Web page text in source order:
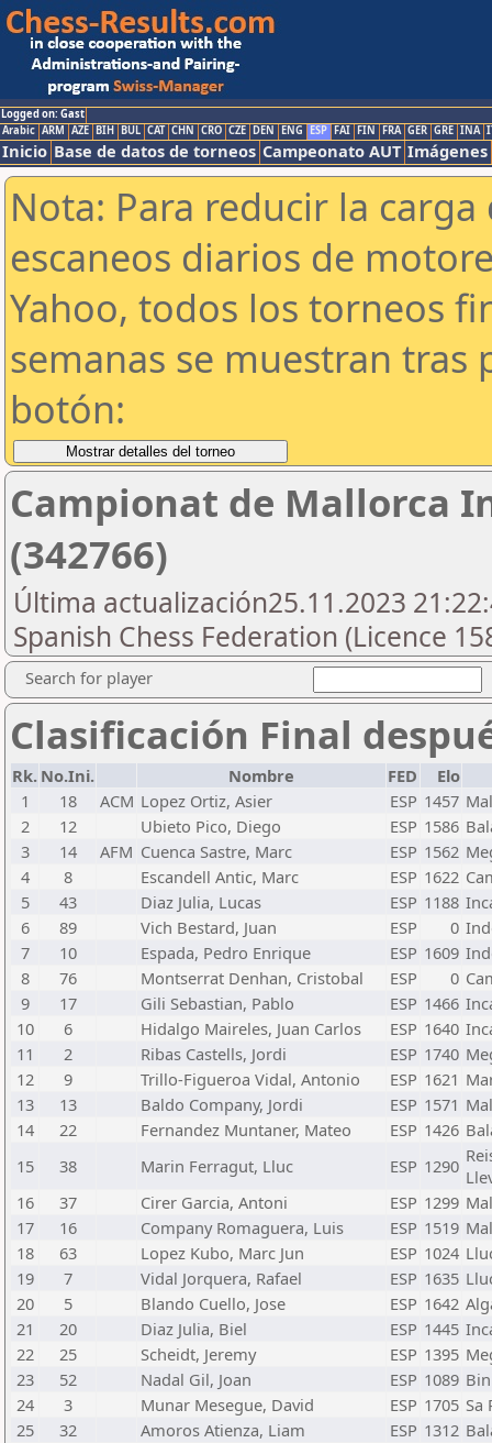
Logged on: Gast
Arabic ARM AZE BIH BUL CAT CHN CRO CZE DEN ENG ESP FAI FIN FRA GER GRE INA
Inicio Base de datos de torneos Campeonato AUT Imágenes
Nota: Para reducir la
escaneos diarios de
Yahoo, todos los torneos
semanas se muestran tras
botón:
Campionat de Mallorca
(342766)
Última actualización25.11.2023
Spanish Chess Federation (Licence
Search for player
Clasificación Final
Rk. No.Ini. Nombre FED
Elo
1
18 ACM Lopez Ortiz, Asier ESP 1457
2
12 Ubieto Pico, Diego ESP 1586
3
14 AFM Cuenca Sastre, Marc ESP 1562
4
8 Escandell Antic, Marc ESP 1622
5
43 Diaz Julia, Lucas ESP 1188
6
89 Vich Bestard, Juan ESP 0
7
10 Espada, Pedro Enrique ESP 1609
8
76 Montserrat Denhan, Cristobal ESP 0
9
17 Gili Sebastian, Pablo ESP 1466
10
6 Hidalgo Maireles, Juan Carlos ESP 1640
11
2 Ribas Castells, Jordi ESP 1740
12
9 Trillo-Figueroa Vidal, Antonio ESP 1621
13
13 Baldo Company, Jordi ESP 1571
14
22 Fernandez Muntaner, Mateo ESP 1426
15
38 Marin Ferragut, Lluc ESP 1290
16
37 Cirer Garcia, Antoni ESP 1299
17
16 Company Romaguera, Luis ESP 1519
18
63 Lopez Kubo, Marc Jun ESP 1024
19
7 Vidal Jorquera, Rafael ESP 1635
20
5 Blando Cuello, Jose ESP 1642
21
20 Diaz Julia, Biel ESP 1445
22
25 Scheidt, Jeremy ESP 1395
23
52 Nadal Gil, Joan ESP 1089
24
3 Munar Mesegue, David ESP 1705 Sa
25
32 Amoros Atienza, Liam ESP 1312